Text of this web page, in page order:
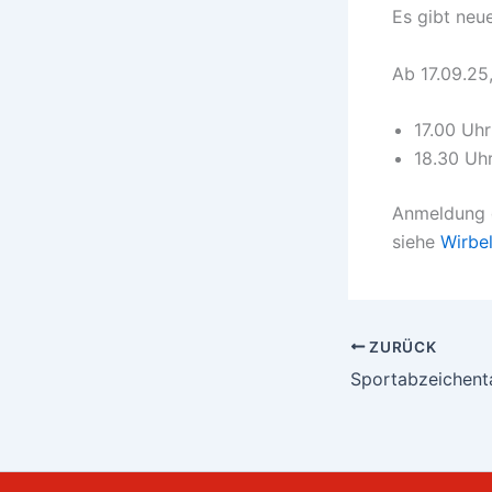
Es gibt
Ab
17.00
18.30
siehe
ZURÜCK